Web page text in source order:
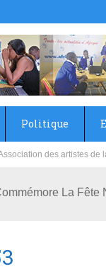
Politique
les écoles primaire et
La